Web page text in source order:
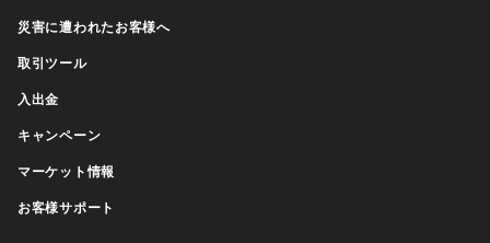
災害に遭われたお客様へ
取引ツール
入出金
キャンペーン
マーケット情報
お客様サポート